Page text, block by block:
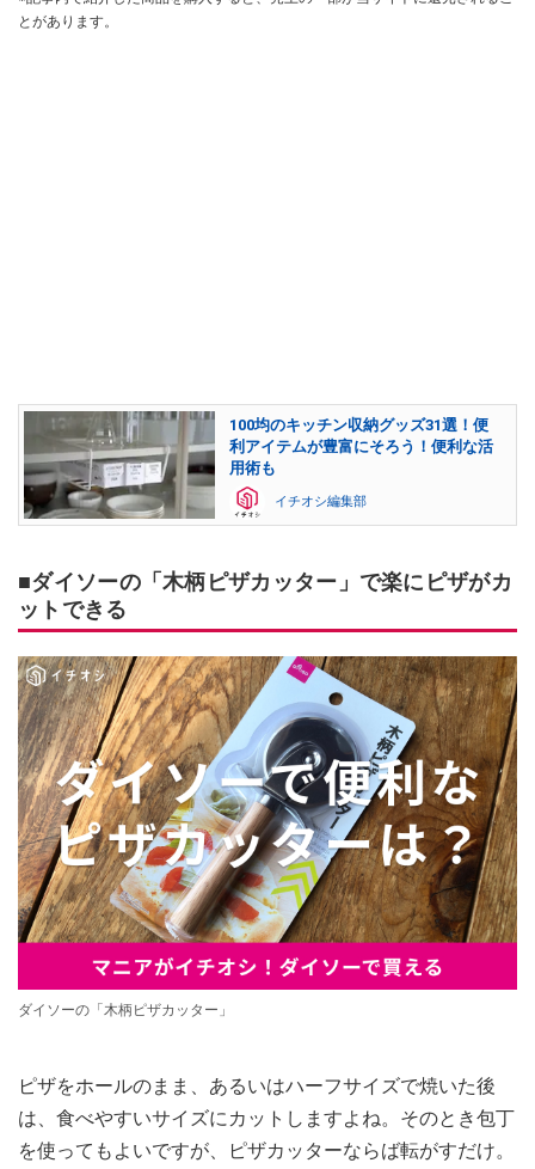
とがあります。
100均のキッチン収納グッズ31選！便
利アイテムが豊富にそろう！便利な活
用術も
イチオシ編集部
■ダイソーの「木柄ピザカッター」で楽にピザがカ
ットできる
ダイソーの「木柄ピザカッター」
ピザをホールのまま、あるいはハーフサイズで焼いた後
は、食べやすいサイズにカットしますよね。そのとき包丁
を使ってもよいですが、ピザカッターならば転がすだけ。